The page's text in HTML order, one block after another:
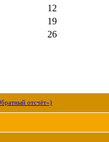
12
19
26
отсчёт»)